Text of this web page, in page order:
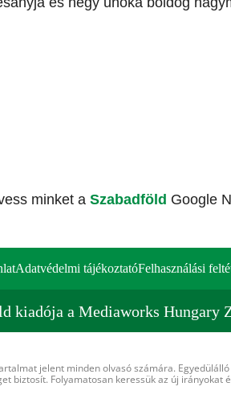
minket a Szabadföld Google
Adatvédelmi tájékoztatóFelhasználási
kiadója a Mediaworks
jelent minden olvasó számára.
biztosít. Folyamatosan keressük az új irányokat